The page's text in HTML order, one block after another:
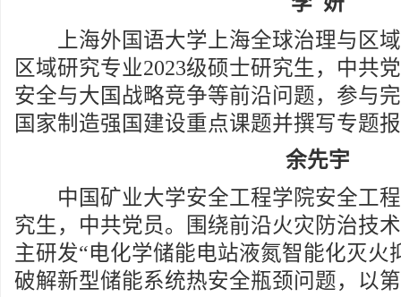
上海外国语大学上海全球治理与区域
区域研究专业2023级硕士研究生，中共
安全与大国战略竞争等前沿问题，参与
国家制造强国建设重点课题并撰写专题
余先宇
中国矿业大学安全工程学院安全工程
究生，中共党员。围绕前沿火灾防治技
主研发“电化学储能电站液氮智能化灭火
破解新型储能系统热安全瓶颈问题，以